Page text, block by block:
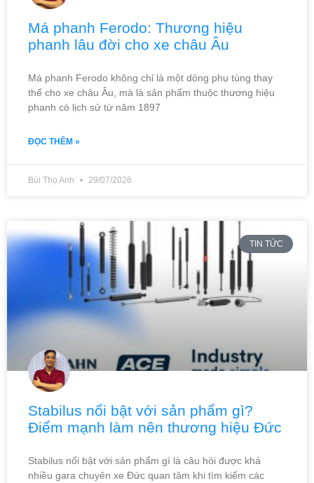
Má phanh Ferodo: Thương hiệu
phanh lâu đời cho xe châu Âu
Má phanh Ferodo không chỉ là một dòng phụ tùng thay
thế cho xe châu Âu, mà là sản phẩm thuộc thương hiệu
phanh có lịch sử từ năm 1897
ĐỌC THÊM »
Bùi Thọ Anh 29/07/2026
TIN TỨC
Stabilus nổi bật với sản phẩm gì?
Điểm mạnh làm nên thương hiệu Đức
Stabilus nổi bật với sản phẩm gì là câu hỏi được khá
nhiều gara chuyên xe Đức quan tâm khi tìm kiếm các